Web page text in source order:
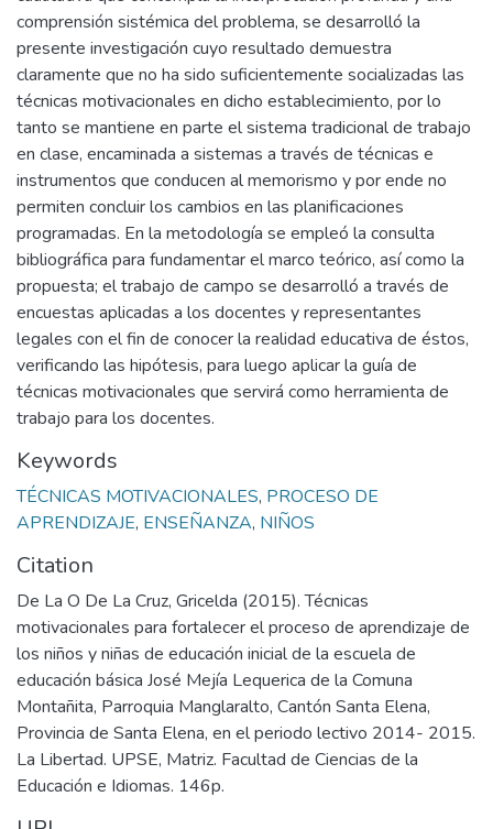
comprensión sistémica del problema, se desarrolló la
presente investigación cuyo resultado demuestra
claramente que no ha sido suficientemente socializadas las
técnicas motivacionales en dicho establecimiento, por lo
tanto se mantiene en parte el sistema tradicional de trabajo
en clase, encaminada a sistemas a través de técnicas e
instrumentos que conducen al memorismo y por ende no
permiten concluir los cambios en las planificaciones
programadas. En la metodología se empleó la consulta
bibliográfica para fundamentar el marco teórico, así como la
propuesta; el trabajo de campo se desarrolló a través de
encuestas aplicadas a los docentes y representantes
legales con el fin de conocer la realidad educativa de éstos,
verificando las hipótesis, para luego aplicar la guía de
técnicas motivacionales que servirá como herramienta de
trabajo para los docentes.
Keywords
TÉCNICAS MOTIVACIONALES, PROCESO DE
APRENDIZAJE, ENSEÑANZA, NIÑOS
Citation
De La O De La Cruz, Gricelda (2015). Técnicas
motivacionales para fortalecer el proceso de aprendizaje de
los niños y niñas de educación inicial de la escuela de
educación básica José Mejía Lequerica de la Comuna
Montañita, Parroquia Manglaralto, Cantón Santa Elena,
Provincia de Santa Elena, en el periodo lectivo 2014- 2015.
La Libertad. UPSE, Matriz. Facultad de Ciencias de la
Educación e Idiomas. 146p.